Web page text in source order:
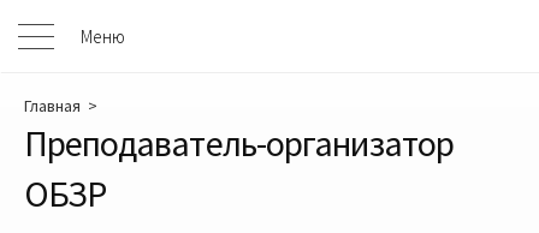
Меню
Меню
Главная >
Преподаватель-организатор
ОБЗР